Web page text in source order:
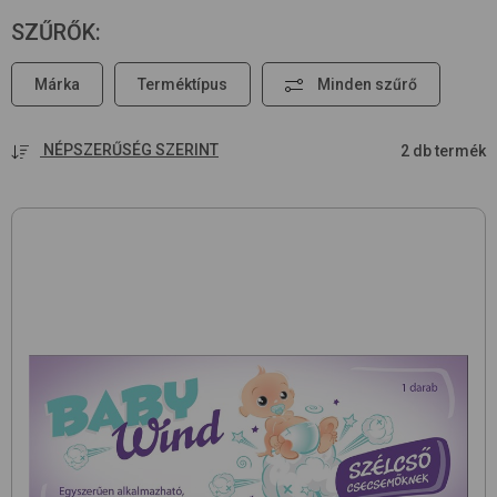
SZŰRŐK:
Márka Terméktípus Minden szűrő
NÉPSZERŰSÉG SZERINT 2 db termék